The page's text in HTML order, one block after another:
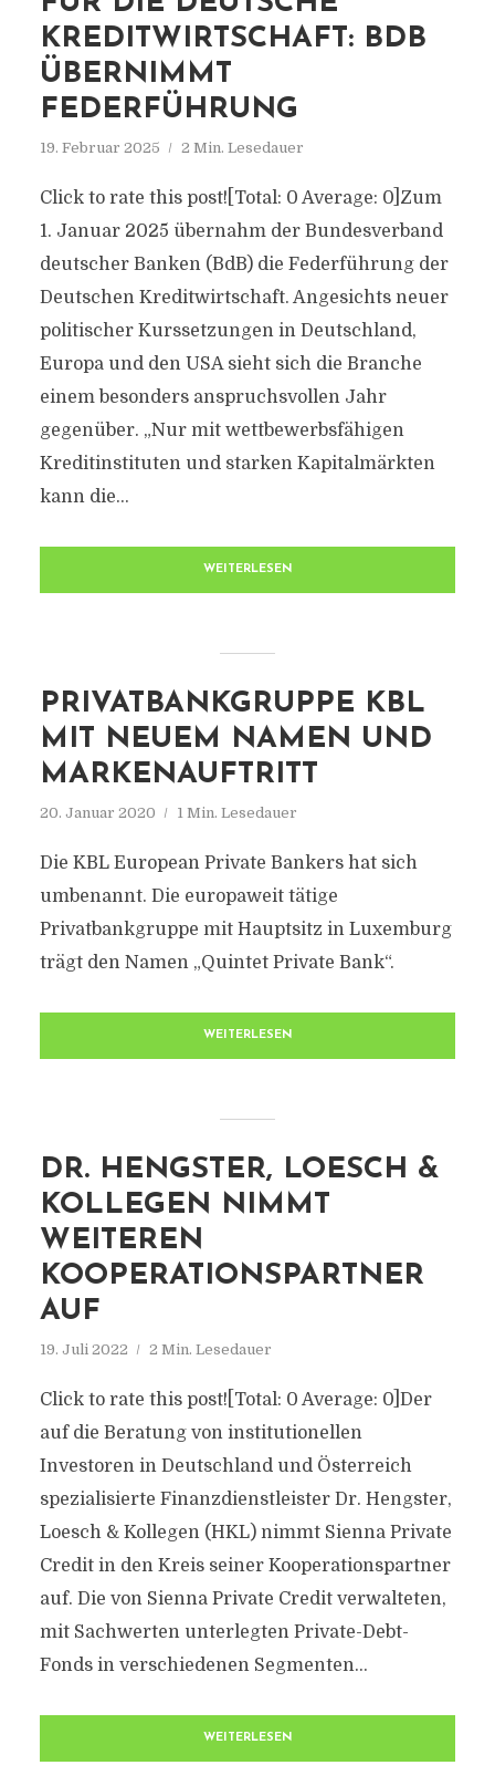
KREDITWIRTSCHAFT: BDB
ÜBERNIMMT
FEDERFÜHRUNG
19. Februar 2025 2 Min. Lesedauer
Click to rate this post![Total: 0 Average: 0]Zum
1. Januar 2025 übernahm der Bundesverband
deutscher Banken (BdB) die Federführung der
Deutschen Kreditwirtschaft. Angesichts neuer
politischer Kurssetzungen in Deutschland,
Europa und den USA sieht sich die Branche
einem besonders anspruchsvollen Jahr
gegenüber. „Nur mit wettbewerbsfähigen
Kreditinstituten und starken Kapitalmärkten
kann die...
WEITERLESEN
PRIVATBANKGRUPPE KBL
MIT NEUEM NAMEN UND
MARKENAUFTRITT
20. Januar 2020 1 Min. Lesedauer
Die KBL European Private Bankers hat sich
umbenannt. Die europaweit tätige
Privatbankgruppe mit Hauptsitz in Luxemburg
trägt den Namen „Quintet Private Bank“.
WEITERLESEN
DR. HENGSTER, LOESCH &
KOLLEGEN NIMMT
WEITEREN
KOOPERATIONSPARTNER
AUF
19. Juli 2022 2 Min. Lesedauer
Click to rate this post![Total: 0 Average: 0]Der
auf die Beratung von institutionellen
Investoren in Deutschland und Österreich
spezialisierte Finanzdienstleister Dr. Hengster,
Loesch & Kollegen (HKL) nimmt Sienna Private
Credit in den Kreis seiner Kooperationspartner
auf. Die von Sienna Private Credit verwalteten,
mit Sachwerten unterlegten Private-Debt-
Fonds in verschiedenen Segmenten...
WEITERLESEN